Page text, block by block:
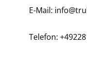
E-Mail:
Telefon: